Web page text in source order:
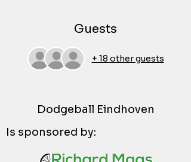
Guests
+ 18 other guests
Dodgeball Eindhoven
Is sponsored by: